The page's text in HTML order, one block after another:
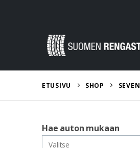
ETUSIVU SHOP SEVEN
Hae auton mukaan